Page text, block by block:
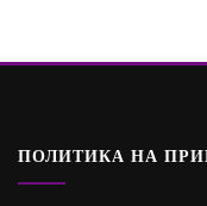
ПОЛИТИКА НА